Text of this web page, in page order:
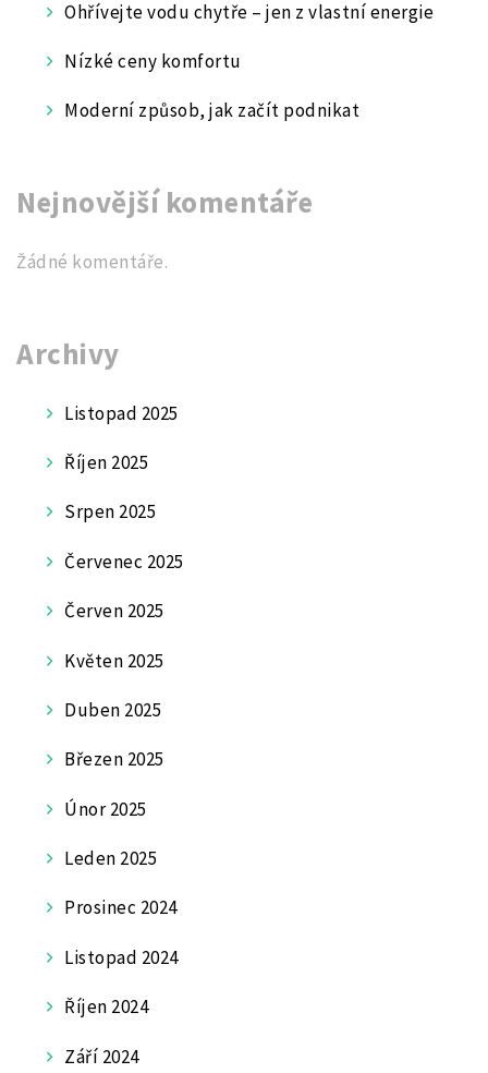
Ohřívejte vodu chytře – jen z vlastní energie
Nízké ceny komfortu
Moderní způsob, jak začít podnikat
Nejnovější komentáře
Žádné komentáře.
Archivy
Listopad 2025
Říjen 2025
Srpen 2025
Červenec 2025
Červen 2025
Květen 2025
Duben 2025
Březen 2025
Únor 2025
Leden 2025
Prosinec 2024
Listopad 2024
Říjen 2024
Září 2024